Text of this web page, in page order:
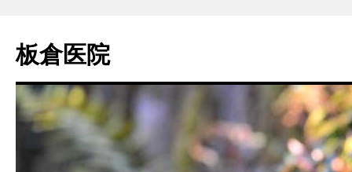
テ
ン
ス
キ
板倉医院